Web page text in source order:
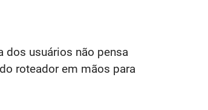
usuários não pensa
roteador em mãos para